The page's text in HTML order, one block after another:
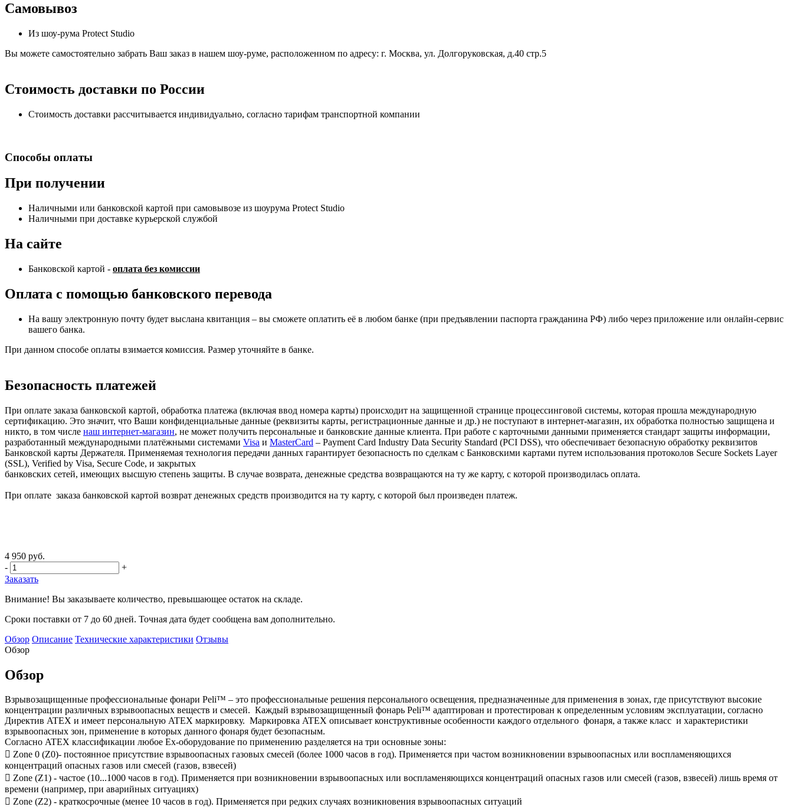
Самовывоз
Из шоу-рума Protect Studio
Вы можете самостоятельно забрать Ваш заказ в нашем шоу-руме, расположенном по адресу: г. Москва, ул. Долгоруковская, д.40 стр.5
Стоимость доставки по России
Стоимость доставки рассчитывается индивидуально, согласно тарифам транспортной компании
Способы оплаты
При получении
Наличными или банковской картой при самовывозе из шоурума Protect Studio
Наличными при доставке курьерской службой
На сайте
Банковской картой - оплата без комиссии
Оплата с помощью банковского перевода
На вашу электронную почту будет выслана квитанция – вы сможете оплатить её в любом банке (при предъявлении паспорта гражданина РФ) либо через приложение или онлайн-сервис
вашего банка.
При данном способе оплаты взимается комиссия. Размер уточняйте в банке.
Безопасность платежей
При оплате заказа банковской картой, обработка платежа (включая ввод номера карты) происходит на защищенной странице процессинговой системы, которая прошла международную
сертификацию. Это значит, что Ваши конфиденциальные данные (реквизиты карты, регистрационные данные и др.) не поступают в интернет-магазин, их обработка полностью защищена и
никто, в том числе наш интернет-магазин, не может получить персональные и банковские данные клиента. При работе с карточными данными применяется стандарт защиты информации,
разработанный международными платёжными системами Visa и MasterCard – Payment Card Industry Data Security Standard (PCI DSS), что обеспечивает безопасную обработку реквизитов
Банковской карты Держателя. Применяемая технология передачи данных гарантирует безопасность по сделкам с Банковскими картами путем использования протоколов Secure Sockets Layer
(SSL), Verified by Visa, Secure Code, и закрытых
банковских сетей, имеющих высшую степень защиты. В случае возврата, денежные средства возвращаются на ту же карту, с которой производилась оплата.
При оплате заказа банковской картой возврат денежных средств производится на ту карту, с которой был произведен платеж.
4 950 руб.
-
+
Заказать
Внимание! Вы заказываете количество, превышающее остаток на складе.
Сроки поставки от 7 до 60 дней. Точная дата будет сообщена вам дополнительно.
Обзор Описание Технические характеристики Отзывы
Обзор
Обзор
Взрывозащищенные профессиональные фонари Peli™ – это профессиональные решения персонального освещения, предназначенные для применения в зонах, где присутствуют высокие
концентрации различных взрывоопасных веществ и смесей. Каждый взрывозащищенный фонарь Peli™ адаптирован и протестирован к определенным условиям эксплуатации, согласно
Директив ATEX и имеет персональную ATEX маркировку. Маркировка ATEX описывает конструктивные особенности каждого отдельного фонаря, а также класс и характеристики
взрывоопасных зон, применение в которых данного фонаря будет безопасным.
Согласно ATEX классификации любое Ex-оборудование по применению разделяется на три основные зоны:
 Zone 0 (Z0)- постоянное присутствие взрывоопасных газовых смесей (более 1000 часов в год). Применяется при частом возникновении взрывоопасных или воспламеняющихся
концентраций опасных газов или смесей (газов, взвесей)
 Zone (Z1) - частое (10...1000 часов в год). Применяется при возникновении взрывоопасных или воспламеняющихся концентраций опасных газов или смесей (газов, взвесей) лишь время от
времени (например, при аварийных ситуациях)
 Zone (Z2) - краткосрочные (менее 10 часов в год). Применяется при редких случаях возникновения взрывоопасных ситуаций